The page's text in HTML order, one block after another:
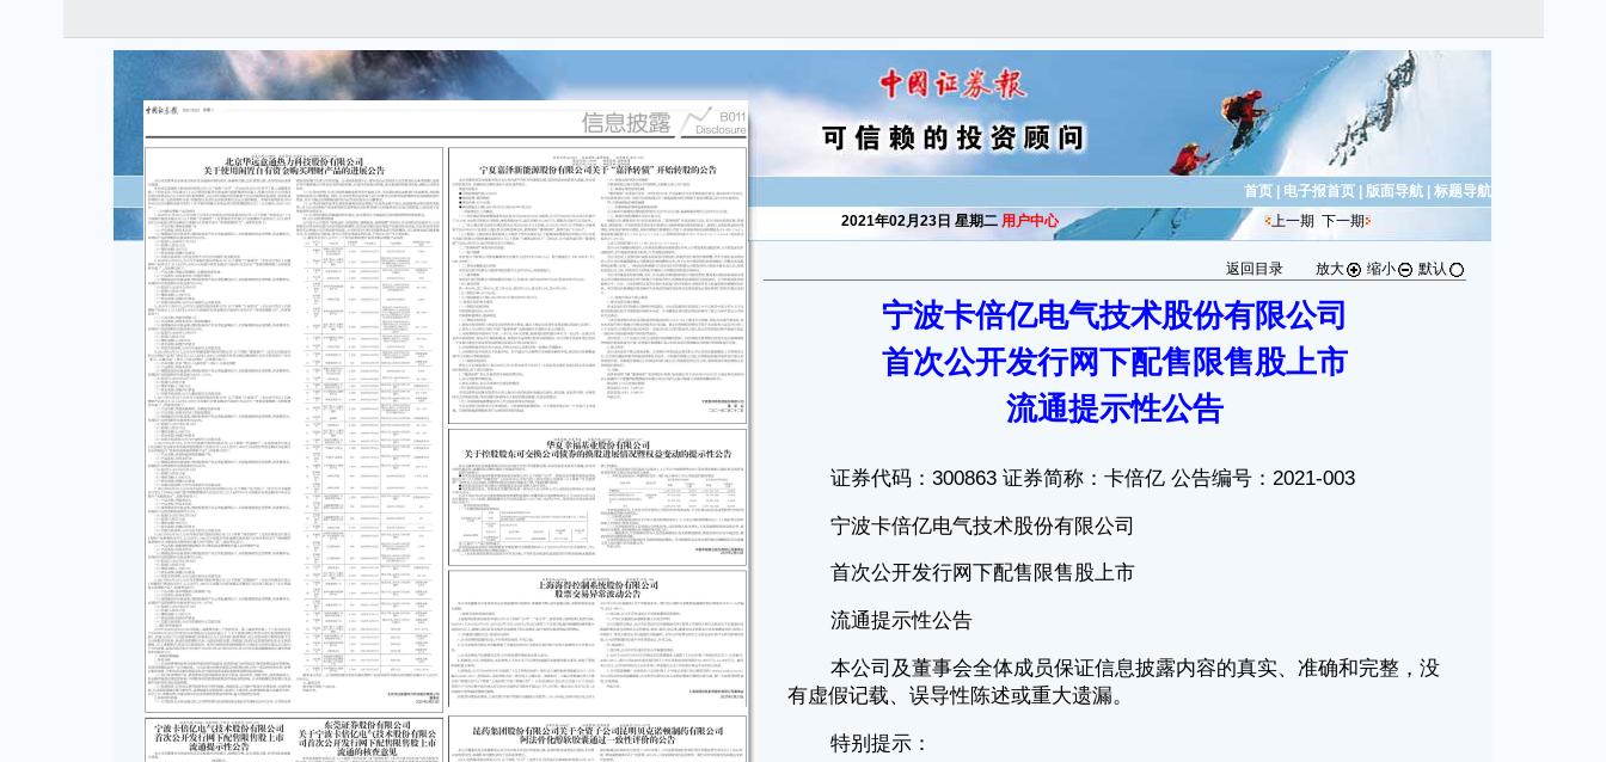
首页 电子报首页 版面导航
标题导航
2021年02月23日 星期二 用户中心 上一期 下一期
返回目录 放大 缩小 默认
宁波卡倍亿电气技术股份有限公司
首次公开发行网下配售限售股上市
流通提示性公告
证券代码：300863 证券简称：卡倍亿 公告编号：2021-003
宁波卡倍亿电气技术股份有限公司
首次公开发行网下配售限售股上市
流通提示性公告
本公司及董事会全体成员保证信息披露内容的真实、准确和完整，没
有虚假记载、误导性陈述或重大遗漏。
特别提示：
本次上市流通的限售股份为首次公开发行网下发行限售股，解除限售
股东户数共计241户，股份数量为712,343股，占发行后总股本的
1.2898%，限售期为6个月。
本次上市流通日期为2021年2月24日。
一、首次公开发行网下配售股份概况
经中国证券监督管理委员会（以下简称“证监会”）《关于同意宁波卡
倍亿电气技术股份有限公司首次公开发行股票注册的批复》（证监许可
[2020]1587号）许可，宁波卡倍亿电气技术股份有限公司（以下简称“公